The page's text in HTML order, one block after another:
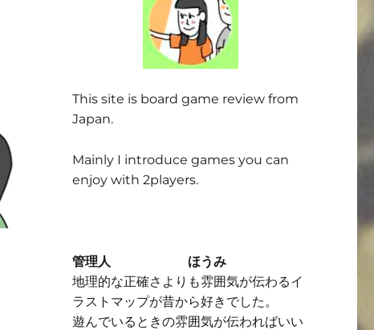
This site is board game review from
Japan.
Mainly I introduce games you can
enjoy with 2players.
管理人 ほうみ
地理的な正確さよりも雰囲気が伝わるイ
ラストマップが昔から好きでした。
遊んでいるときの雰囲気が伝わればいい